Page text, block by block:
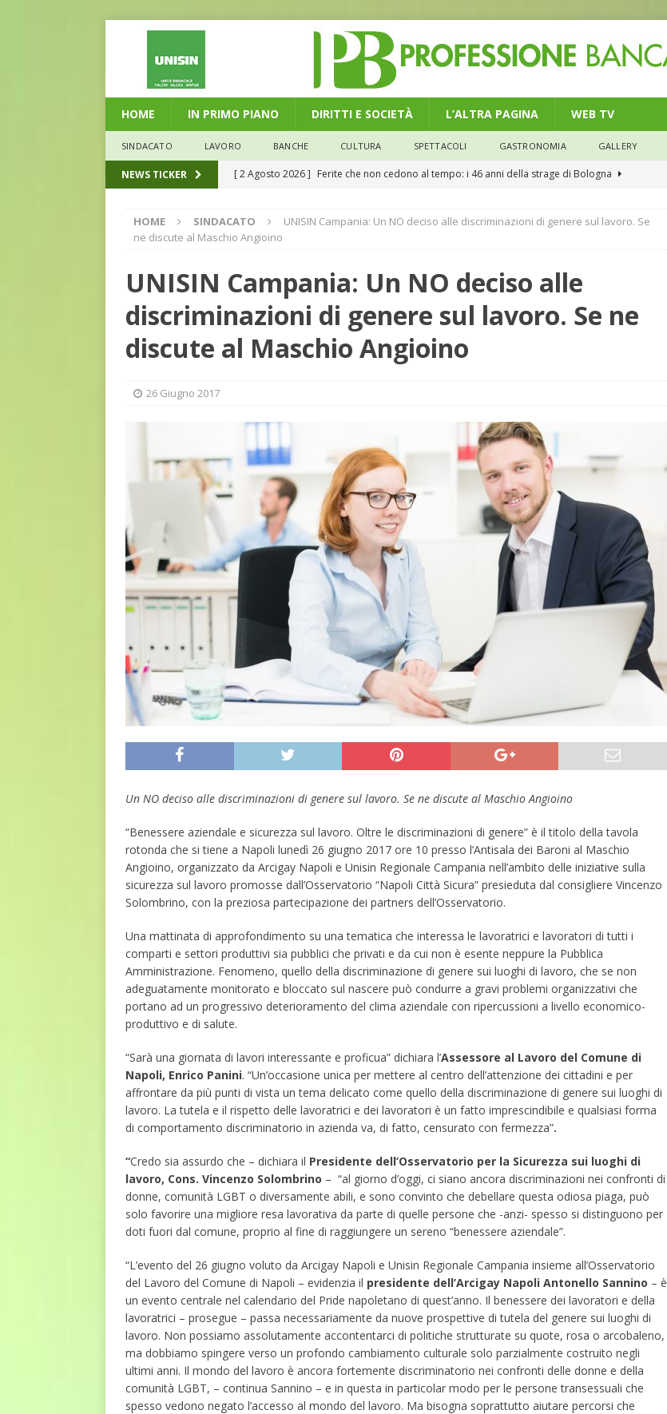
HOME IN PRIMO PIANO DIRITTI E SOCIETÀ L’ALTRA PAGINA WEB TV
SINDACATO LAVORO BANCHE CULTURA SPETTACOLI GASTRONOMIA GALLERY
NEWS TICKER [ 2 Agosto 2026 ] Ferite che non cedono al tempo: i 46 anni della strage di Bologna
[ 29 Luglio 2026 ]
Marche: un modello di equilibrio nel credito. Debiti più leggeri e rate sotto
[ 28 Luglio 2026 ] L’Umbria e il credito: più finanziamenti della media nazionale, ma rate e
debiti sono più leggeri
ECONOMIA
[ 26 Luglio 2026 ]
Il Punto su num.16/2026 – Legge di Bilancio 2026 – Il nuovo limite di 5000
euro riguarda, non solo i premi in denaro, ma anche i benefit aziendali
HOME SINDACATO
UNISIN Campania: Un NO deciso alle discriminazioni di genere sul lavoro. Se
ne discute al Maschio Angioino
UNISIN Campania: Un NO deciso alle
discriminazioni di genere sul lavoro. Se ne
discute al Maschio Angioino
26 Giugno 2017
Un NO deciso alle discriminazioni di genere sul lavoro. Se ne discute al Maschio Angioino
“Benessere aziendale e sicurezza sul lavoro. Oltre le discriminazioni di genere” è il titolo della tavola
rotonda che si tiene a Napoli lunedì 26 giugno 2017 ore 10 presso l’Antisala dei Baroni al Maschio
Angioino, organizzato da Arcigay Napoli e Unisin Regionale Campania nell’ambito delle iniziative sulla
sicurezza sul lavoro promosse dall’Osservatorio “Napoli Città Sicura” presieduta dal consigliere Vincenzo
Solombrino, con la preziosa partecipazione dei partners dell’Osservatorio.
Una mattinata di approfondimento su una tematica che interessa le lavoratrici e lavoratori di tutti i
comparti e settori produttivi sia pubblici che privati e da cui non è esente neppure la Pubblica
Amministrazione. Fenomeno, quello della discriminazione di genere sui luoghi di lavoro, che se non
adeguatamente monitorato e bloccato sul nascere può condurre a gravi problemi organizzativi che
portano ad un progressivo deterioramento del clima aziendale con ripercussioni a livello economico-
produttivo e di salute.
“Sarà una giornata di lavori interessante e proficua” dichiara l’Assessore al Lavoro del Comune di
Napoli, Enrico Panini. “Un’occasione unica per mettere al centro dell’attenzione dei cittadini e per
affrontare da più punti di vista un tema delicato come quello della discriminazione di genere sui luoghi di
lavoro. La tutela e il rispetto delle lavoratrici e dei lavoratori è un fatto imprescindibile e qualsiasi forma
di comportamento discriminatorio in azienda va, di fatto, censurato con fermezza”.
“Credo sia assurdo che – dichiara il Presidente dell’Osservatorio per la Sicurezza sui luoghi di
lavoro, Cons. Vincenzo Solombrino – “al giorno d’oggi, ci siano ancora discriminazioni nei confronti di
donne, comunità LGBT o diversamente abili, e sono convinto che debellare questa odiosa piaga, può
solo favorire una migliore resa lavorativa da parte di quelle persone che -anzi- spesso si distinguono per
doti fuori dal comune, proprio al fine di raggiungere un sereno “benessere aziendale”.
“L’evento del 26 giugno voluto da Arcigay Napoli e Unisin Regionale Campania insieme all’Osservatorio
del Lavoro del Comune di Napoli – evidenzia il presidente dell’Arcigay Napoli Antonello Sannino – è
un evento centrale nel calendario del Pride napoletano di quest’anno. Il benessere dei lavoratori e della
lavoratrici – prosegue – passa necessariamente da nuove prospettive di tutela del genere sui luoghi di
lavoro. Non possiamo assolutamente accontentarci di politiche strutturate su quote, rosa o arcobaleno,
ma dobbiamo spingere verso un profondo cambiamento culturale solo parzialmente costruito negli
ultimi anni. Il mondo del lavoro è ancora fortemente discriminatorio nei confronti delle donne e della
comunità LGBT, – continua Sannino – e in questa in particolar modo per le persone transessuali che
spesso vedono negato l’accesso al mondo del lavoro. Ma bisogna soprattutto aiutare percorsi che